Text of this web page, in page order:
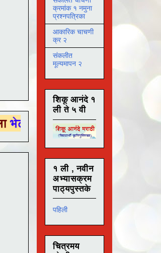
येथे क्लिक करा .
क्रमांक १ नमुना
प्रश्नपत्रिका
आकारिक चाचणी
क्र २
संकलीत
मूल्यमापन २
शिकू आनंदे १
ली ते ५ वी
१ ली , नवीन
अभ्यासक्रम
पाठ्यपुस्तके
पहिली
चित्रमय